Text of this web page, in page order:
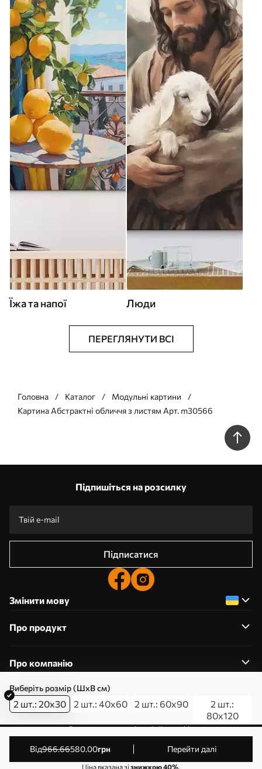
Виберіть розмір (ШхВ см)
2 шт.: 20x30 2 шт.: 40x60 2 шт.: 60x90
2 шт.:
80x120
від966.66580.00грн Перейти далі
Ціна вказана зізнижкою 40%.
Їжа та напої Люди
ПЕРЕГЛЯНУТИ ВСІ
Головна Каталог
Модульні картини
Картина Абстрактні обличчя з листям Арт. m30566
Підпишіться на розсилку
Підписатися
Змінити мову
Про продукт
Про компанію
Редагування дозволів на файли cookie
© 2011-2026 Art-holst. Усі права захищені. Власник:
ТОВ “КЛЄВЄР”. Код ЄДРПОУ: 31780602.